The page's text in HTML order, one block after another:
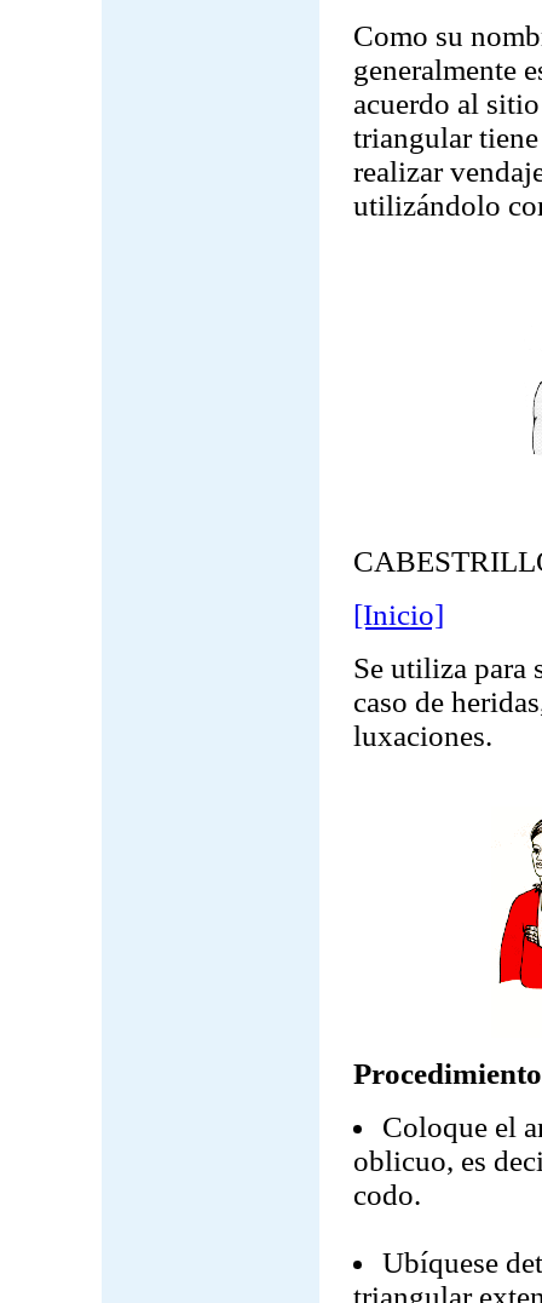
Como su
generalmente
acuerdo al
triangular
realizar
utilizándolo
[Inicio]
Se utiliza para
caso de
luxaciones.
Coloque el
oblicuo, es
codo.
Ubíquese
triangular